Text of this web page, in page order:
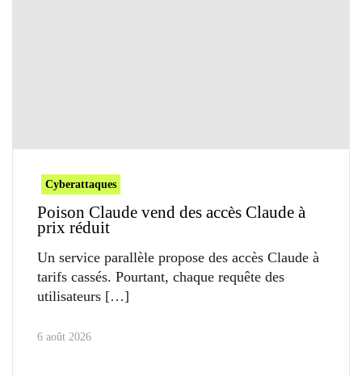
Cyberattaques
Poison Claude vend des accès Claude à
prix réduit
Un service parallèle propose des accès Claude à
tarifs cassés. Pourtant, chaque requête des
utilisateurs
6 août 2026